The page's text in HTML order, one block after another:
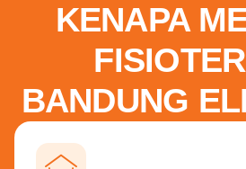
KENAPA
BANDUNG